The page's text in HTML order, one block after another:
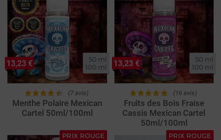
50 ml
100 ml
(7 avis)
Menthe Polaire Mexican
Cartel 50ml/100ml
13,23 €
50 ml
100 ml
(16 avis)
Fruits des Bois Fraise
Cassis Mexican Cartel
50ml/100ml
13,23 €
PRIX ROUGE PRIX ROUGE